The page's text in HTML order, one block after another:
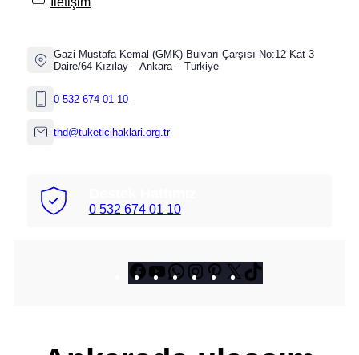
Gazi Mustafa Kemal (GMK) Bulvarı Çarşısı No:12 Kat-3
Daire/64 Kızılay – Ankara – Türkiye
0 532 674 01 10
thd@tuketicihaklari.org.tr
0 532 674 01 10
Facebook
YouTube
WhatsApp
Instagram
Pinterest
X